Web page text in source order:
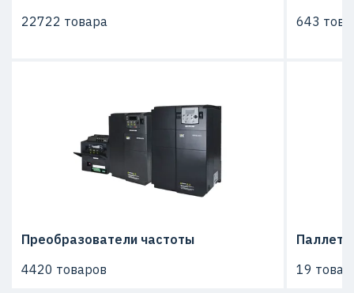
22722 товара
Преобразователи частоты
4420 товаров
643
19